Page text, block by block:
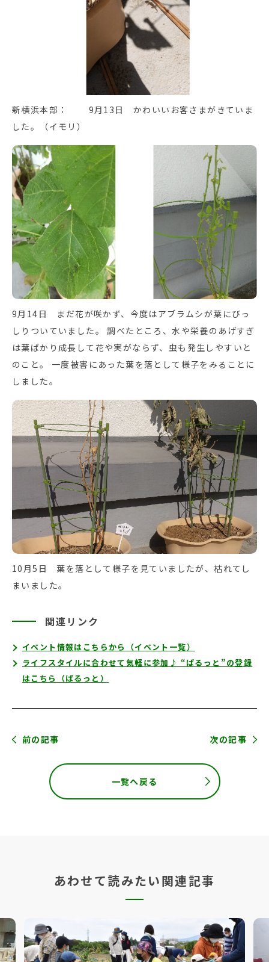
新横浜本部： 9月13日 かわいいお客さまがきていま
した。（イモリ）
9月14日 まだ花が咲かず、今度はアブラムシが葉にびっ
しりついていました。 調べたところ、水や栄養のあげすぎ
は葉ばかり成長して花や実がならず、虫も発生しやすいと
のこと。 一度被害にあった葉を落として様子をみることに
しました。
10月5日 葉を落として様子を見ていましたが、枯れてし
まいました。
関連リンク
イベント情報はこちらから（イベント一覧）
ライフスタイルに合わせて気軽に参加♪ “ぱるっと”の登録
はこちら（ぱるっと）
前の記事 次の記事
一覧へ戻る
あわせて読みたい関連記事